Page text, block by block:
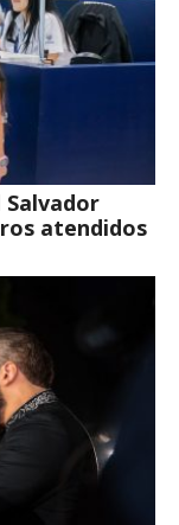
atendidos